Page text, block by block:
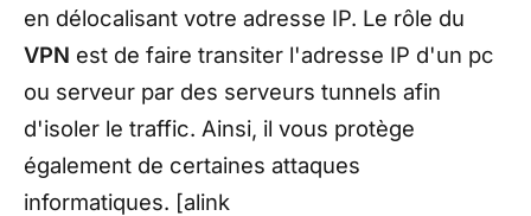
en délocalisant votre adresse IP. Le rôle du
VPN est de faire transiter l'adresse IP d'un pc
ou serveur par des serveurs tunnels afin
d'isoler le traffic. Ainsi, il vous protège
également de certaines attaques
informatiques. [alink